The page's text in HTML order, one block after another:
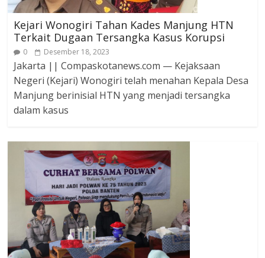
Kejari Wonogiri Tahan Kades Manjung HTN
Terkait Dugaan Tersangka Kasus Korupsi
0 Desember 18, 2023
Jakarta || Compaskotanews.com — Kejaksaan
Negeri (Kejari) Wonogiri telah menahan Kepala Desa
Manjung berinisial HTN yang menjadi tersangka
dalam kasus